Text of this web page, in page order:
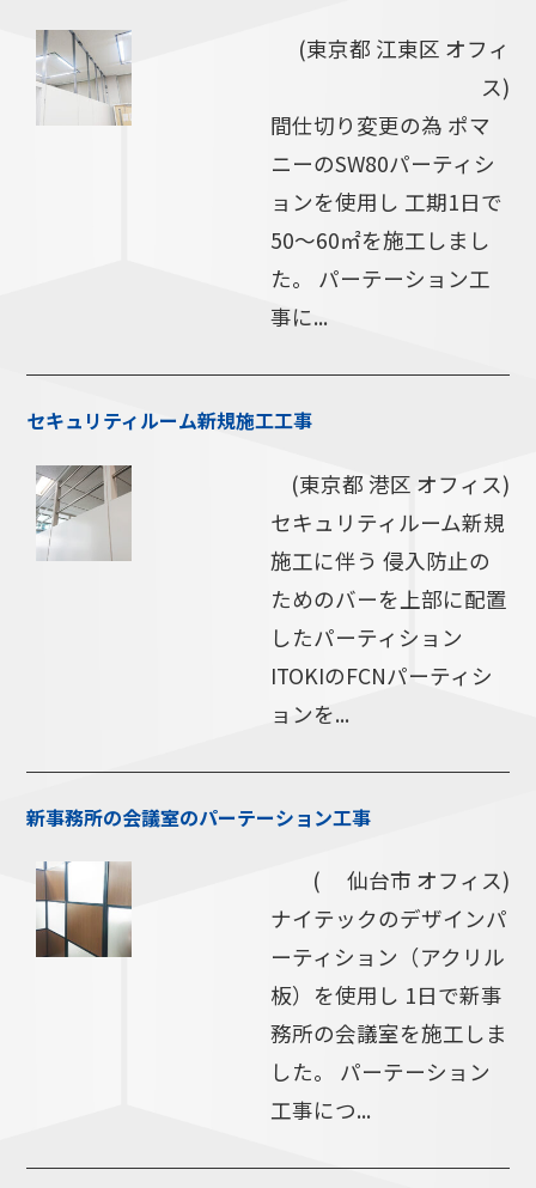
(東京都 江東区 オフィ
ス)
間仕切り変更の為 ポマ
ニーのSW80パーティシ
ョンを使用し 工期1日で
50～60㎡を施工しまし
た。 パーテーション工
事に...
セキュリティルーム新規施工工事
(東京都 港区 オフィス)
セキュリティルーム新規
施工に伴う 侵入防止の
ためのバーを上部に配置
したパーティション
ITOKIのFCNパーティシ
ョンを...
新事務所の会議室のパーテーション工事
( 仙台市 オフィス)
ナイテックのデザインパ
ーティション（アクリル
板）を使用し 1日で新事
務所の会議室を施工しま
した。 パーテーション
工事につ...